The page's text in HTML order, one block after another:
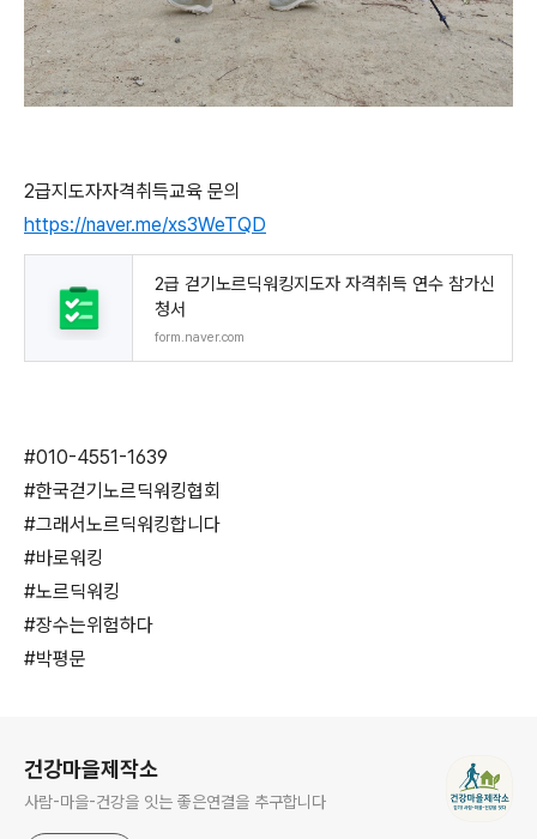
2급지도자자격취득교육 문의
https://naver.me/xs3WeTQD
2급 걷기노르딕워킹지도자 자격취득 연수 참가신
청서
form.naver.com
#010-4551-1639
#한국걷기노르딕워킹협회
#그래서노르딕워킹합니다
#바로워킹
#노르딕워킹
#장수는위험하다
#박평문
건강마을제작소
사람-마을-건강을 잇는 좋은연결을 추구합니다